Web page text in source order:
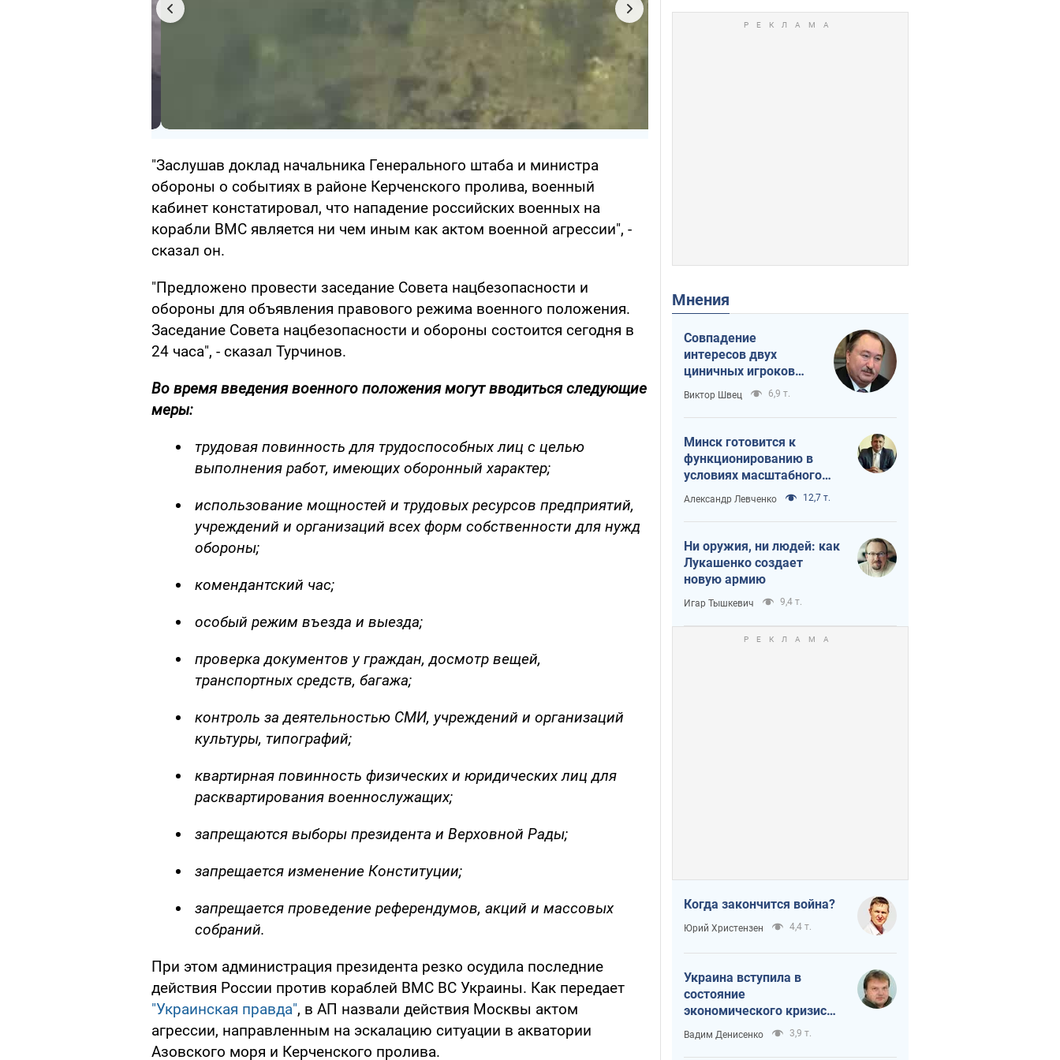
"Заслушав доклад начальника Генерального штаба и министра
обороны о событиях в районе Керченского пролива, военный
кабинет констатировал, что нападение российских военных на
корабли ВМС является ни чем иным как актом военной агрессии", -
сказал он.
"Предложено провести заседание Совета нацбезопасности и
обороны для объявления правового режима военного положения.
Заседание Совета нацбезопасности и обороны состоится сегодня в
24 часа", - сказал Турчинов.
Во время введения военного положения могут вводиться следующие
меры:
трудовая повинность для трудоспособных лиц с целью
выполнения работ, имеющих оборонный характер;
использование мощностей и трудовых ресурсов предприятий,
учреждений и организаций всех форм собственности для нужд
обороны;
комендантский час;
особый режим въезда и выезда;
проверка документов у граждан, досмотр вещей,
транспортных средств, багажа;
контроль за деятельностью СМИ, учреждений и организаций
культуры, типографий;
квартирная повинность физических и юридических лиц для
расквартирования военнослужащих;
запрещаются выборы президента и Верховной Рады;
запрещается изменение Конституции;
запрещается проведение референдумов, акций и массовых
собраний.
При этом администрация президента резко осудила последние
действия России против кораблей ВМС ВС Украины. Как передает
"Украинская правда", в АП назвали действия Москвы актом
агрессии, направленным на эскалацию ситуации в акватории
Азовского моря и Керченского пролива.
Мнения
Совпадение
интересов двух
циничных игроков
или тайный план
Трампа и Путина?
Виктор Швец 6,9 т.
Минск готовится к
функционированию в
условиях масштабного
военного кризиса
Александр Левченко 12,7 т.
Ни оружия, ни людей: как
Лукашенко создает
новую армию
Игар Тышкевич 9,4 т.
Когда закончится война?
Юрий Христензен 4,4 т.
Украина вступила в
состояние
экономического кризиса.
Есть ли свет в конце
туннеля?
Вадим Денисенко 3,9 т.